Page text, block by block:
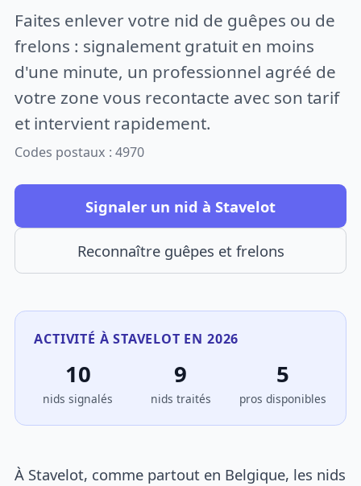
Faites enlever votre nid de guêpes ou de
frelons : signalement gratuit en moins
d'une minute, un professionnel agréé de
votre zone vous recontacte avec son tarif
et intervient rapidement.
Codes postaux : 4970
Signaler un nid à Stavelot
Reconnaître guêpes et frelons
ACTIVITÉ À STAVELOT EN 2026
10
nids signalés
9
nids traités
5
pros disponibles
À Stavelot, comme partout en Belgique, les nids